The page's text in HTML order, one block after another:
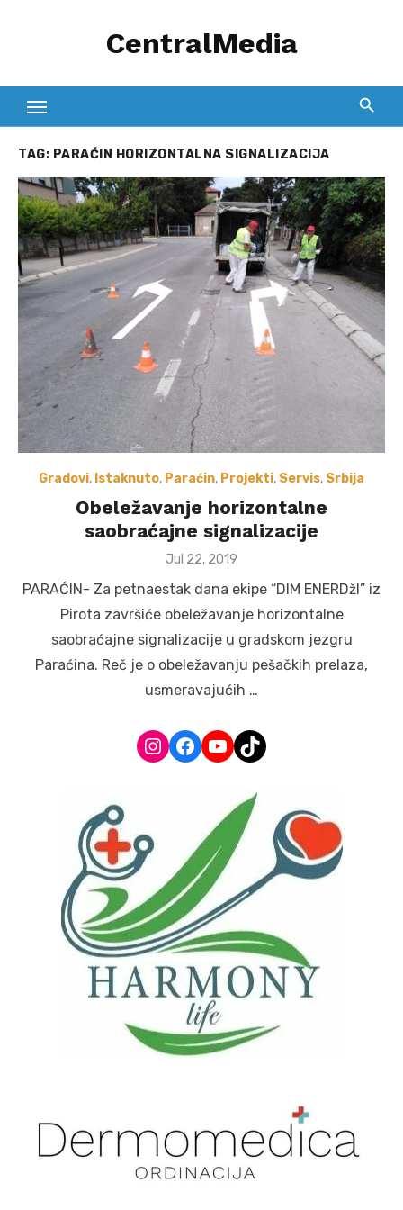
CentralMedia
TAG: PARAĆIN HORIZONTALNA SIGNALIZACIJA
Gradovi, Istaknuto, Paraćin, Projekti, Servis, Srbija
Obeležavanje horizontalne
saobraćajne signalizacije
Posted
Jul 22, 2019
PARAĆIN- Za petnaestak dana ekipe “DIM ENERDžI” iz
Pirota završiće obeležavanje horizontalne
saobraćajne signalizacije u gradskom jezgru
Paraćina. Reč je o obeležavanju pešačkih prelaza,
usmeravajućih …
Instagram
Facebook
YouTube
TikTok